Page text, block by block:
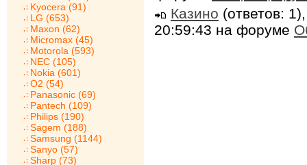
Kyocera (91)
LG (653)
Maxon (62)
Micromax (45)
Motorola (593)
NEC (105)
Nokia (601)
O2 (54)
Panasonic (69)
Pantech (109)
Philips (190)
Sagem (188)
Samsung (1144)
Sanyo (57)
Sharp (73)
Казино (ответов:
20:59:43 на форуме